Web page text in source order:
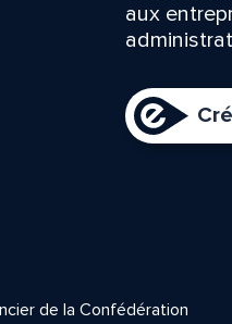
aux
de la Confédération